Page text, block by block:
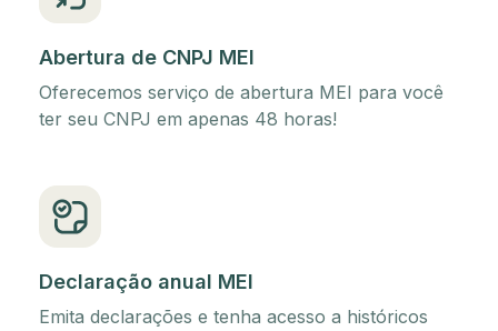
Abertura de CNPJ MEI
Oferecemos serviço de abertura MEI para você
ter seu CNPJ em apenas 48 horas!
Declaração anual MEI
Emita declarações e tenha acesso a históricos